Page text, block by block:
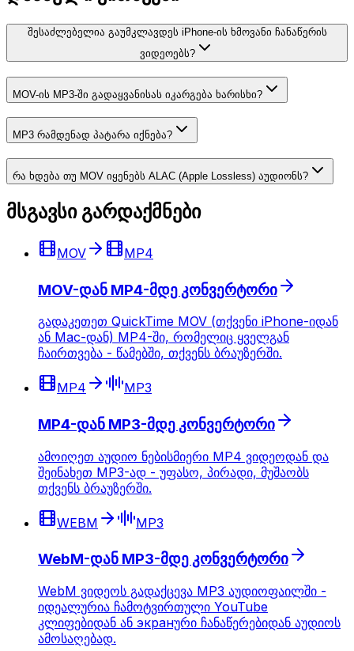
შესაძლებელია გაუმკლავდეს iPhone-ის ხმოვანი ჩანაწერის
ვიდეოებს?
MOV-ის MP3-ში გადაყვანისას იკარგება ხარისხი?
MP3 რამდენად პატარა იქნება?
რა ხდება თუ MOV იყენებს ALAC (Apple Lossless) აუდიონს?
მსგავსი გარდაქმნები
MOV MP4
MOV-დან MP4-მდე კონვერტორი
გადაკეთეთ QuickTime MOV (თქვენი iPhone-იდან
ან Mac-დან) MP4-ში, რომელიც ყველგან
ჩაირთვება - წამებში, თქვენს ბრაუზერში.
MP4 MP3
MP4-დან MP3-მდე კონვერტორი
ამოიღეთ აუდიო ნებისმიერი MP4 ვიდეოდან და
შეინახეთ MP3-ად - უფასო, პირადი, მუშაობს
თქვენს ბრაუზერში.
WEBM MP3
WebM-დან MP3-მდე კონვერტორი
WebM ვიდეოს გადაქცევა MP3 აუდიოფაილში -
იდეალურია ჩამოტვირთული YouTube
კლიფებიდან ან экранური ჩანაწერებიდან აუდიოს
ამოსაღებად.